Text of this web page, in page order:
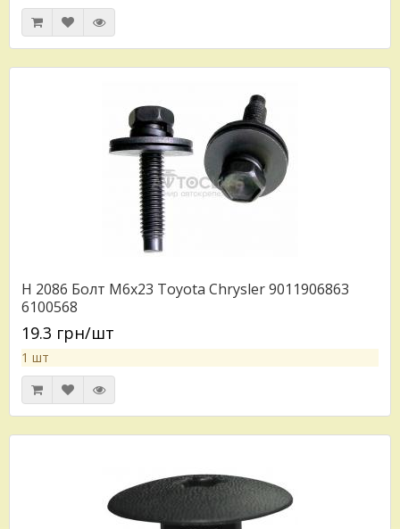
H 2086 Болт M6x23 Toyota Chrysler 9011906863
6100568
19.3 грн/шт
1 шт